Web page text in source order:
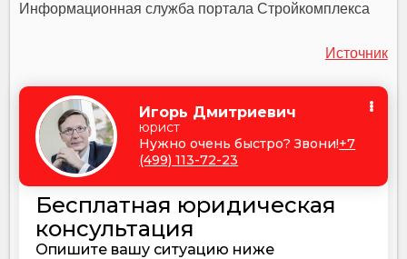
Информационная служба портала Стройкомплекса
Источник